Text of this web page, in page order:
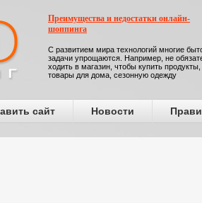
Преимущества и недостатки онлайн-
шоппинга
С развитием мира технологий многие
задачи упрощаются. Например, не
ходить в магазин, чтобы купить продукты,
товары для дома, сезонную одежду
сайт Новости